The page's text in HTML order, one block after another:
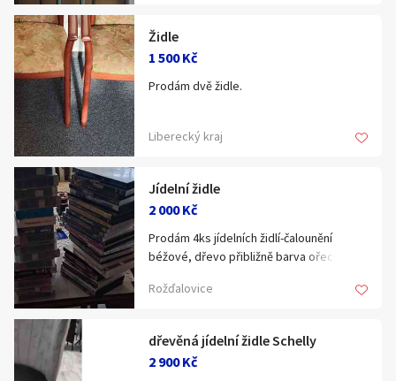
Židle
1 500 Kč
Prodám dvě židle.
Liberecký kraj
Jídelní židle
2 000 Kč
Prodám 4ks jídelních židlí-čalounění
béžové, dřevo přibližně barva ořech.Jsou
odběr podmínkou.
Rožďalovice
dřevěná jídelní židle Schelly
2 900 Kč